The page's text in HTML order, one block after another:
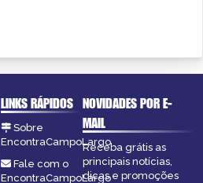
LINKS RÁPIDOS
Sobre
EncontraCampoLargo
Fale com o
EncontraCampoLargo
NOVIDADES POR E-
MAIL
Receba grátis as
principais notícias,
dicas e promoções